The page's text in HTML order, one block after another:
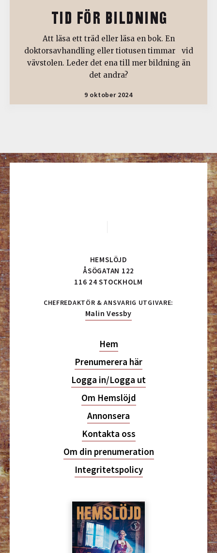
TID FÖR BILDNING
Att läsa ett träd eller läsa en bok. En
doktorsavhandling eller tiotusen timmar vid
vävstolen. Leder det ena till mer bildning än
det andra?
9 oktober 2024
HEMSLÖJD
ÅSÖGATAN 122
116 24 STOCKHOLM
CHEFREDAKTÖR & ANSVARIG UTGIVARE:
Malin Vessby
Hem
Prenumerera här
Logga in/Logga ut
Om Hemslöjd
Annonsera
Kontakta oss
Om din prenumeration
Integritetspolicy